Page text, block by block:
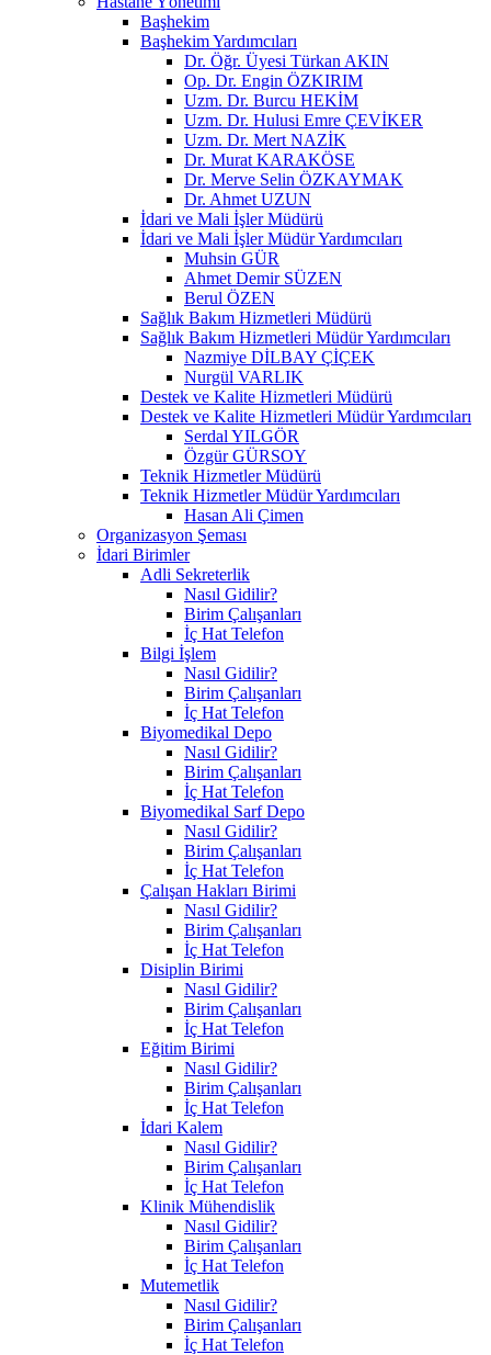
Başhekim
Başhekim Yardımcıları
Dr. Öğr. Üyesi Türkan AKIN
Op. Dr. Engin ÖZKIRIM
Uzm. Dr. Burcu HEKİM
Uzm. Dr. Hulusi Emre ÇEVİKER
Uzm. Dr. Mert NAZİK
Dr. Murat KARAKÖSE
Dr. Merve Selin ÖZKAYMAK
Dr. Ahmet UZUN
İdari ve Mali İşler Müdürü
İdari ve Mali İşler Müdür Yardımcıları
Muhsin GÜR
Ahmet Demir SÜZEN
Berul ÖZEN
Sağlık Bakım Hizmetleri Müdürü
Sağlık Bakım Hizmetleri Müdür Yardımcıları
Nazmiye DİLBAY ÇİÇEK
Nurgül VARLIK
Destek ve Kalite Hizmetleri Müdürü
Destek ve Kalite Hizmetleri Müdür Yardımcıları
Serdal YILGÖR
Özgür GÜRSOY
Teknik Hizmetler Müdürü
Teknik Hizmetler Müdür Yardımcıları
Hasan Ali Çimen
Organizasyon Şeması
İdari Birimler
Adli Sekreterlik
Nasıl Gidilir?
Birim Çalışanları
İç Hat Telefon
Bilgi İşlem
Nasıl Gidilir?
Birim Çalışanları
İç Hat Telefon
Biyomedikal Depo
Nasıl Gidilir?
Birim Çalışanları
İç Hat Telefon
Biyomedikal Sarf Depo
Nasıl Gidilir?
Birim Çalışanları
İç Hat Telefon
Çalışan Hakları Birimi
Nasıl Gidilir?
Birim Çalışanları
İç Hat Telefon
Disiplin Birimi
Nasıl Gidilir?
Birim Çalışanları
İç Hat Telefon
Eğitim Birimi
Nasıl Gidilir?
Birim Çalışanları
İç Hat Telefon
İdari Kalem
Nasıl Gidilir?
Birim Çalışanları
İç Hat Telefon
Klinik Mühendislik
Nasıl Gidilir?
Birim Çalışanları
İç Hat Telefon
Mutemetlik
Nasıl Gidilir?
Birim Çalışanları
İç Hat Telefon